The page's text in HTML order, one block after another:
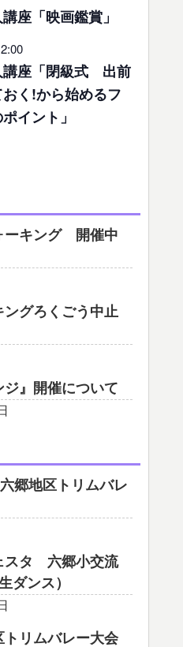
座「映画鑑賞」
講座「閉級式 出前
く!から始めるフ
イント」
ーキング 開催中
グろくごう中止
ジ』開催について
郷地区トリムバレ
スタ 六郷小交流
ダンス）
リムバレー大会